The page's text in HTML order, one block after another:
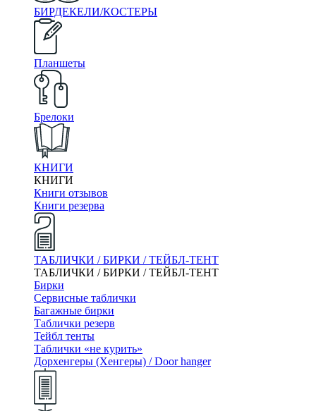
БИРДЕКЕЛИ/КОСТЕРЫ
Планшеты
Брелоки
КНИГИ
КНИГИ
Книги отзывов
Книги резерва
ТАБЛИЧКИ / БИРКИ / ТЕЙБЛ-ТЕНТ
ТАБЛИЧКИ / БИРКИ / ТЕЙБЛ-ТЕНТ
Бирки
Сервисные таблички
Багажные бирки
Таблички резерв
Тейбл тенты
Таблички «не курить»
Дорхенгеры (Хенгеры) / Door hanger